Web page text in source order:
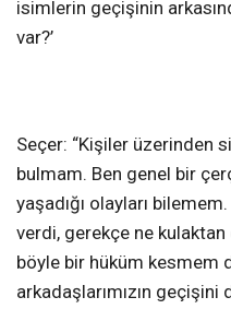
isimlerin geçişinin
var?’
Seçer: “Kişiler üzerinden
bulmam. Ben genel bir
yaşadığı olayları
verdi, gerekçe ne
böyle bir hüküm kesmem
arkadaşlarımızın